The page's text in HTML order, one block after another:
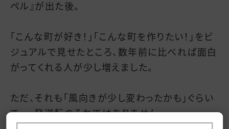
ペル』が出た後。
「こんな町が好き！」「こんな町を作りたい！」をビ
ジュアルで見せたところ、数年前に比べれば面白
がってくれる人が少し増えました。
ただ、それも「風向きが少し変わったかも」ぐらい
で、一発逆転のそれではありません。